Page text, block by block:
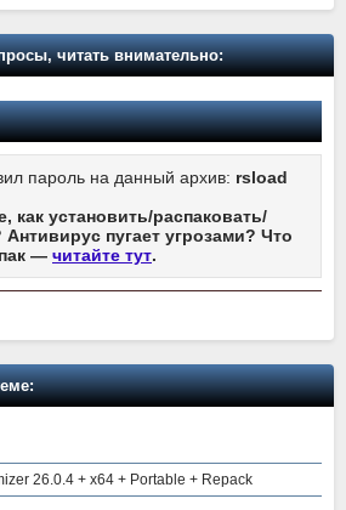
читать внимательно:
пароль на данный архив: rsload
как установить/распаковать/
Антивирус пугает угрозами? Что
— читайте тут.
26.0.4 + x64 + Portable + Repack